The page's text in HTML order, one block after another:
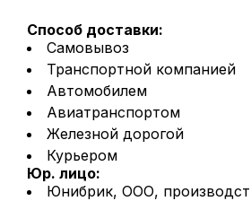
Способ доставки:
Самовывоз
Транспортной компанией
Автомобилем
Авиатранспортом
Железной дорогой
Курьером
Юр. лицо:
Юнибрик, ООО,